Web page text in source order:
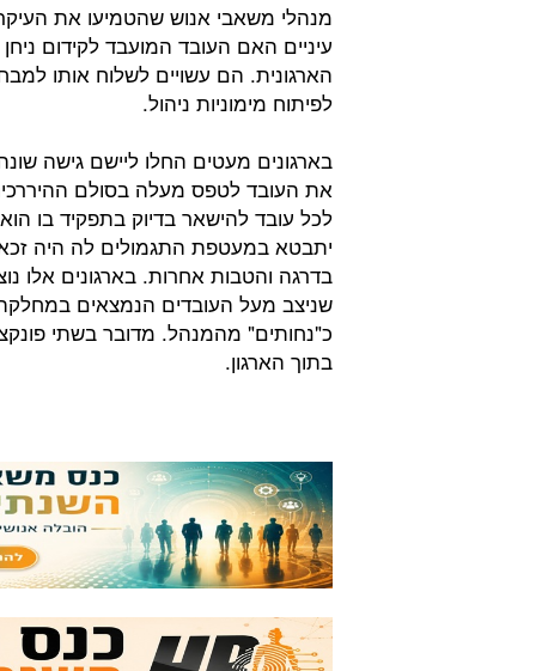
מנהלי משאבי אנוש שהטמיעו את
עיניים האם העובד המועבד לקידום
הארגונית. הם עשויים לשלוח אותו
לפיתוח מימוניות ניהול.
בארגונים מעטים החלו ליישם גישה
את העובד לטפס מעלה בסולם
לכל עובד להישאר בדיוק בתפקיד בו
יתבטא במעטפת התגמולים לה היה
בדרגה והטבות אחרות. בארגונים אלו
שניצב מעל העובדים הנמצאים
כ"נחותים" מהמנהל. מדובר בשתי
בתוך הארגון.